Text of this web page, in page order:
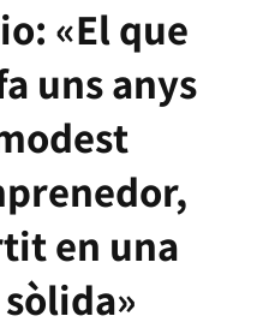
«El que
uns anys
en una